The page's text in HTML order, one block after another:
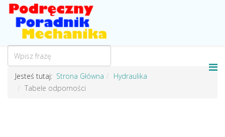
Jesteś tutaj: Strona Główna
Hydraulika
Tabele odporności